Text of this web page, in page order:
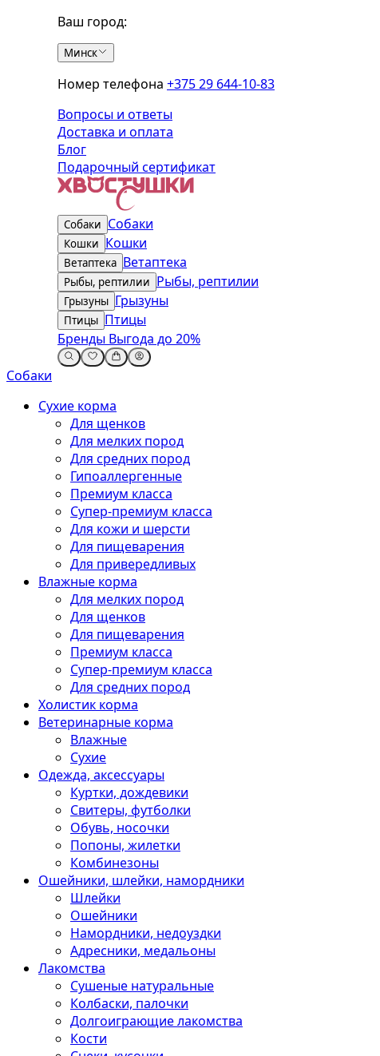
Ваш город:
Минск
Номер телефона +375 29 644-10-83
Вопросы и ответы
Доставка и оплата
Блог
Подарочный сертификат
Собаки Собаки
Кошки Кошки
Ветаптека Ветаптека
Рыбы, рептилии Рыбы, рептилии
Грызуны Грызуны
Птицы Птицы
Бренды Выгода до 20%
Собаки
Сухие корма
Для щенков
Для мелких пород
Для средних пород
Гипоаллергенные
Премиум класса
Супер-премиум класса
Для кожи и шерсти
Для пищеварения
Для привередливых
Влажные корма
Для мелких пород
Для щенков
Для пищеварения
Премиум класса
Супер-премиум класса
Для средних пород
Холистик корма
Ветеринарные корма
Влажные
Сухие
Одежда, аксессуары
Куртки, дождевики
Свитеры, футболки
Обувь, носочки
Попоны, жилетки
Комбинезоны
Ошейники, шлейки, намордники
Шлейки
Ошейники
Намордники, недоуздки
Адресники, медальоны
Лакомства
Сушеные натуральные
Колбаски, палочки
Долгоиграющие лакомства
Кости